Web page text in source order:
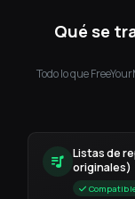
Qué se
Todo lo que
Listas de
originales)